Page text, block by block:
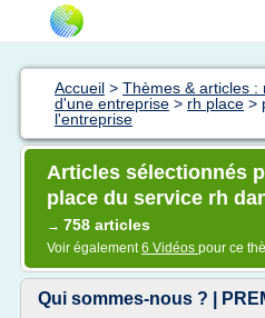
Accueil > Thèmes & articles :
d'une entreprise > rh place >
l'entreprise
Articles sélectionnés
place du service rh
→ 758 articles
Voir également6 Vidéos pour ce
Qui sommes-nous ? |